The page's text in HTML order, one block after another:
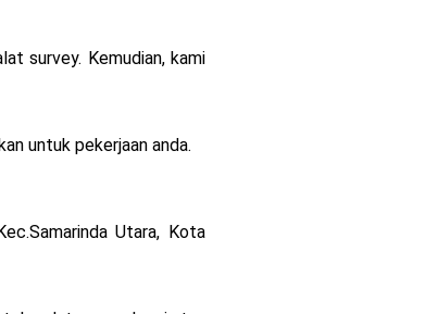
survey. Kemudian, kami
untuk pekerjaan anda.
Utara, Kota